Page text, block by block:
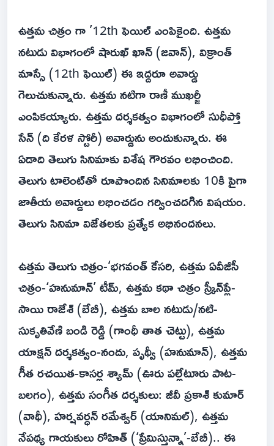
ఉత్తమ చిత్రం గా ’12th ఫెయిల్ ఎంపికైంది. ఉత్తమ
నటుడు విభాగంలో షారుఖ్ ఖాన్ (జవాన్), విక్రాంత్
మాస్సే (12th ఫెయిల్) ఈ ఇద్దరూ అవార్డు
గెలుచుకున్నారు. ఉత్తమ నటిగా రాణీ ముఖర్జీ
ఎంపికయ్యారు. ఉత్తమ దర్శకత్వం విభాగంలో సుధీప్తో
సేన్ (ది కేరళ స్టోరీ) అవార్డును అందుకున్నారు. ఈ
ఏడాది తెలుగు సినిమాకు విశేష గౌరవం లభించింది.
తెలుగు టాలెంట్‌తో రూపొందిన సినిమాలకు 10కి పైగా
జాతీయ అవార్డులు లభించడం గర్వించదగిన విషయం.
తెలుగు సినిమా విజేతలకు ప్రత్యేక అభినందనలు.
ఉత్తమ తెలుగు చిత్రం-‘భగవంత్ కేసరి, ఉత్తమ ఏవీజీసీ
చిత్రం-‘హనుమాన్’ టీమ్, ఉత్తమ కథా చిత్రం స్క్రీన్‌ప్లే-
సాయి రాజేశ్‌ (బేబీ), ఉత్తమ బాల నటుడు/నటి-
సుకృతివేణి బండి రెడ్డి (గాంధీ తాత చెట్టు), ఉత్తమ
యాక్షన్ దర్శకత్వం-నందు, పృథ్వీ (హనుమాన్), ఉత్తమ
గీత రచయిత-కాసర్ల శ్యామ్ (ఊరు ప‌ల్లేటూరు పాట-
బలగం), ఉత్తమ సంగీత దర్శకులు: జీవీ ప్రకాశ్‌ కుమార్
(వాథీ), హర్షవర్ధన్ రమేశ్వర్ (యానిమల్), ఉత్తమ
నేపథ్య గాయకులు రోహిత్ (‘ప్రేమిస్తున్నా’-బేబీ).. ఈ